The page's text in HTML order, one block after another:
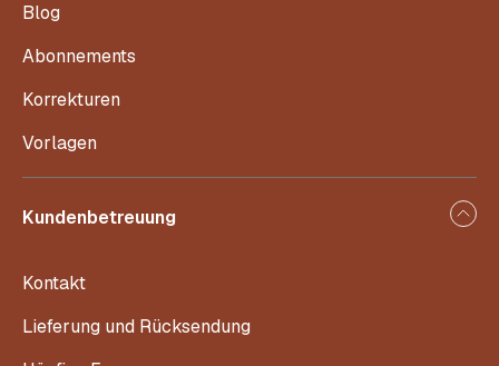
Blog
Abonnements
Korrekturen
Vorlagen
Kundenbetreuung
Kontakt
Lieferung und Rücksendung